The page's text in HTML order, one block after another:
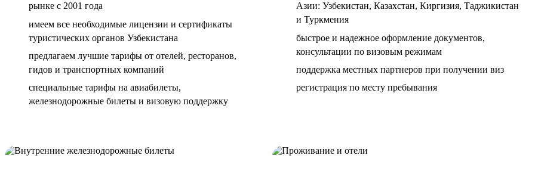
рынке с 2001 года
имеем все необходимые лицензии и сертификаты
туристических органов Узбекистана
предлагаем лучшие тарифы от отелей, ресторанов,
гидов и транспортных компаний
специальные тарифы на авиабилеты,
железнодорожные билеты и визовую поддержку
Азии: Узбекистан, Казахстан, Киргизия, Таджикистан
и Туркмения
быстрое и надежное оформление документов,
консультации по визовым режимам
поддержка местных партнеров при получении виз
регистрация по месту пребывания